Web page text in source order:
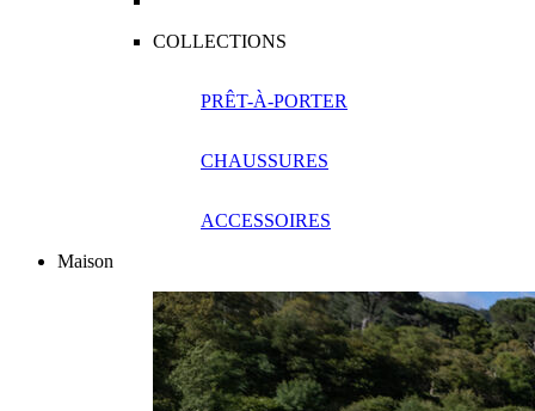
COLLECTIONS
PRÊT-À-PORTER
CHAUSSURES
ACCESSOIRES
Maison